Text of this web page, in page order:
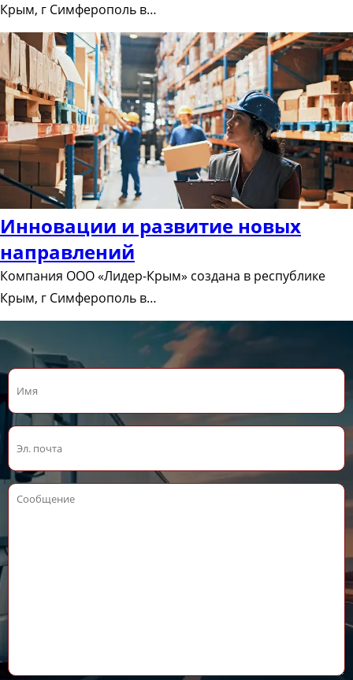
Крым, г Симферополь в…
Инновации и развитие новых
направлений
Компания ООО «Лидер-Крым» создана в республике
Крым, г Симферополь в…